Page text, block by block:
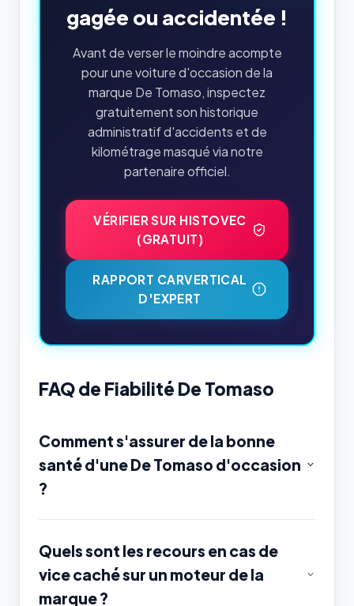
gagée ou accidentée !
Avant de verser le moindre acompte
pour une voiture d'occasion de la
marque De Tomaso, inspectez
gratuitement son historique
administratif d'accidents et de
kilométrage masqué via notre
partenaire officiel.
VÉRIFIER SUR HISTOVEC
(GRATUIT)
RAPPORT CARVERTICAL
D'EXPERT
FAQ de Fiabilité De Tomaso
Comment s'assurer de la bonne
santé d'une De Tomaso d'occasion
?
Quels sont les recours en cas de
vice caché sur un moteur de la
marque ?